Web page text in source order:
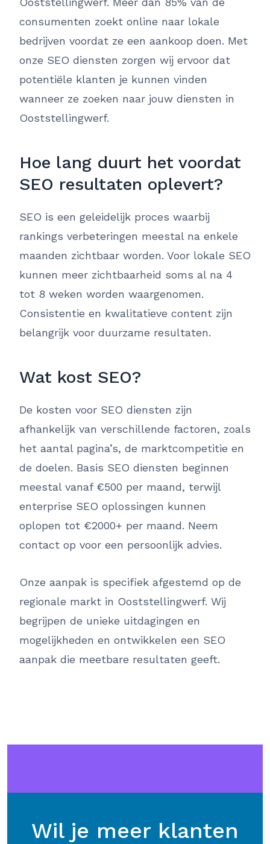
consumenten zoekt online naar lokale
bedrijven voordat ze een aankoop doen. Met
onze SEO diensten zorgen wij ervoor dat
potentiële klanten je kunnen vinden
wanneer ze zoeken naar jouw diensten in
Ooststellingwerf.
Hoe lang duurt het voordat
SEO resultaten oplevert?
SEO is een geleidelijk proces waarbij
rankings verbeteringen meestal na enkele
maanden zichtbaar worden. Voor lokale SEO
kunnen meer zichtbaarheid soms al na 4
tot 8 weken worden waargenomen.
Consistentie en kwalitatieve content zijn
belangrijk voor duurzame resultaten.
Wat kost SEO?
De kosten voor SEO diensten zijn
afhankelijk van verschillende factoren, zoals
het aantal pagina’s, de marktcompetitie en
de doelen. Basis SEO diensten beginnen
meestal vanaf €500 per maand, terwijl
enterprise SEO oplossingen kunnen
oplopen tot €2000+ per maand. Neem
contact op voor een persoonlijk advies.
Onze aanpak is specifiek afgestemd op de
regionale markt in Ooststellingwerf. Wij
begrijpen de unieke uitdagingen en
mogelijkheden en ontwikkelen een SEO
aanpak die meetbare resultaten geeft.
Wil je meer klanten